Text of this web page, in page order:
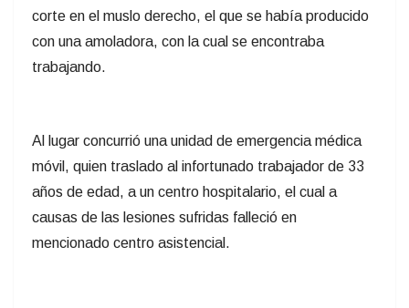
corte en el muslo derecho, el que se había producido
con una amoladora, con la cual se encontraba
trabajando.
Al lugar concurrió una unidad de emergencia médica
móvil, quien traslado al infortunado trabajador de 33
años de edad, a un centro hospitalario, el cual a
causas de las lesiones sufridas falleció en
mencionado centro asistencial.